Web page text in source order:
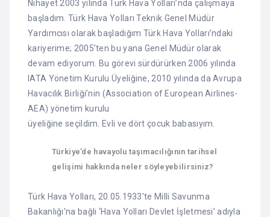
Nihayet 2003 yılında Türk Hava Yolları’nda çalışmaya
başladım. Türk Hava Yolları Teknik Genel Müdür
Yardımcısı olarak başladığım Türk Hava Yolları’ndaki
kariyerime; 2005’ten bu yana Genel Müdür olarak
devam ediyorum. Bu görevi sürdürürken 2006 yılında
IATA Yönetim Kurulu Üyeliğine, 2010 yılında da Avrupa
Havacılık Birliği’nin (Association of European Airlines-
AEA) yönetim kurulu
üyeliğine seçildim. Evli ve dört çocuk babasıyım.
Türkiye’de havayolu taşımacılığının tarihsel
gelişimi hakkında neler söyleyebilirsiniz?
Türk Hava Yolları, 20.05.1933’te Milli Savunma
Bakanlığı’na bağlı ‘Hava Yolları Devlet İşletmesi’ adıyla